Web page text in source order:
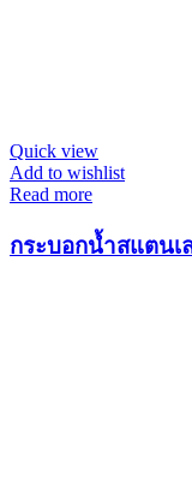
Quick view
Add to wishlist
Read more
กระบอกน้ำสแตนเ